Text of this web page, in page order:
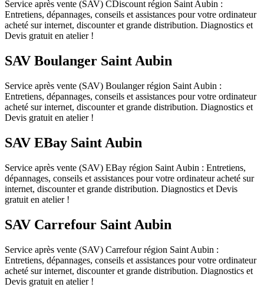
Service après vente (SAV) CDiscount région Saint Aubin :
Entretiens, dépannages, conseils et assistances pour votre ordinateur
acheté sur internet, discounter et grande distribution. Diagnostics et
Devis gratuit en atelier !
SAV Boulanger Saint Aubin
Service après vente (SAV) Boulanger région Saint Aubin :
Entretiens, dépannages, conseils et assistances pour votre ordinateur
acheté sur internet, discounter et grande distribution. Diagnostics et
Devis gratuit en atelier !
SAV EBay Saint Aubin
Service après vente (SAV) EBay région Saint Aubin : Entretiens,
dépannages, conseils et assistances pour votre ordinateur acheté sur
internet, discounter et grande distribution. Diagnostics et Devis
gratuit en atelier !
SAV Carrefour Saint Aubin
Service après vente (SAV) Carrefour région Saint Aubin :
Entretiens, dépannages, conseils et assistances pour votre ordinateur
acheté sur internet, discounter et grande distribution. Diagnostics et
Devis gratuit en atelier !